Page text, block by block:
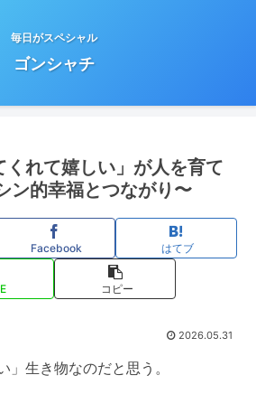
毎日がスペシャル
ゴンシャチ
れて嬉しい」が人を育て
ン的幸福とつながり〜
Facebook はてブ
コピー
2026.05.31
」生き物なのだと思う。